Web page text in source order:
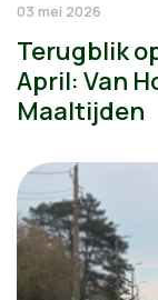
03 mei 2026
Terugblik
April: Van
Maaltijden